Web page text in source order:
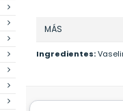
MÁS
Ingredientes: